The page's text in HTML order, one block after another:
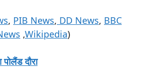
, PIB News, DD News, BBC
,Wikipedia)
पोलैंड दौरा